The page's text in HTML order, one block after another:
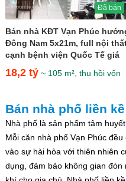
Đã bán
Bán nhà KĐT Vạn Phúc
Đông Nam 5x21m, full nội
cạnh bệnh viện Quốc Tế giá
18,2 tỷ ~ 105 m², thu hồi vốn
Bán nhà phố liền
Nhà phố là sản phẩm tâm
Mỗi căn nhà phố Vạn Phúc
vào sự hài hòa với thiên nhiên
dụng, đảm bảo không gian